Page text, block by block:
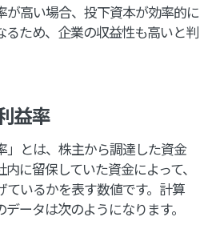
が高い場合、投下資本が効率的に
るため、企業の収益性も高いと判
益率
」とは、株主から調達した資金
に留保していた資金によって、
ているかを表す数値です。計算
ータは次のようになります。